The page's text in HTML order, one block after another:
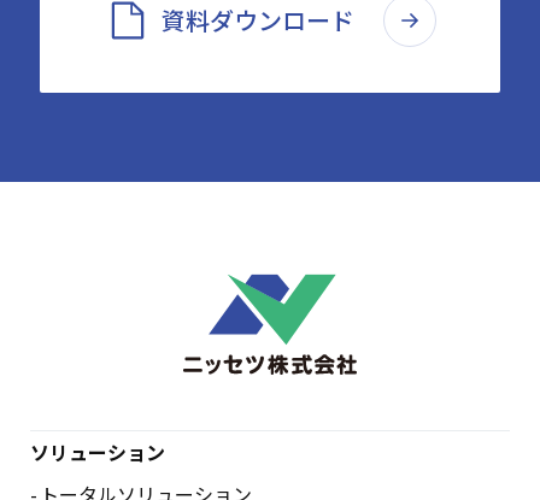
資料ダウンロード
ソリューション
トータルソリューション